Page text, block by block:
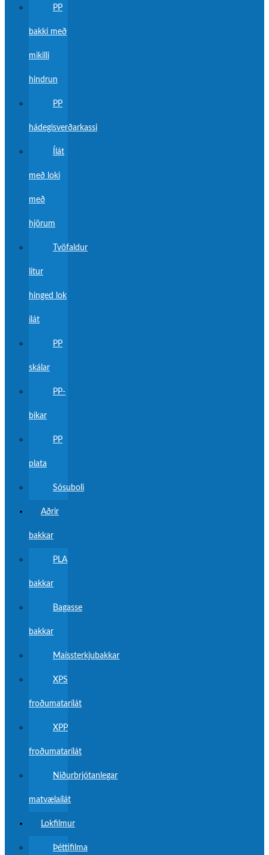
PP
bakki með
mikilli
hindrun
PP
hádegisverðarkassi
Ílát
með loki
með
hjörum
Tvöfaldur
litur
hinged lok
ílát
PP
skálar
PP-
bikar
PP
plata
Sósuboli
Aðrir
bakkar
PLA
bakkar
Bagasse
bakkar
Maíssterkjubakkar
XPS
froðumatarílát
XPP
froðumatarílát
Niðurbrjótanlegar
matvælaílát
Lokfilmur
Þéttifilma